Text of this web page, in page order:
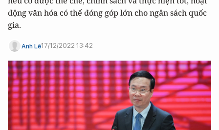
động văn hóa có thể đóng góp lớn cho ngân sách quốc
gia.
Anh Lê17/12/2022 13:42